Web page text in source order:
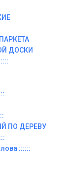
ДОСКИ
ПО ДЕРЕВУ
::::::